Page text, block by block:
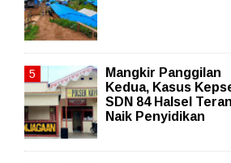
Mangkir Panggilan
Kedua, Kasus
SDN 84 Halsel
Naik Penyidikan